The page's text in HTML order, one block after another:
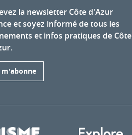
la newsletter Côte d'Azur
et soyez informé de tous les
et infos pratiques de Côte
m'abonne